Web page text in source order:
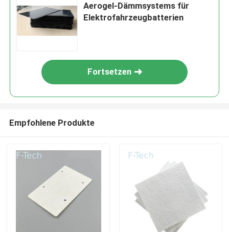
Aerogel-Dämmsystems für
Elektrofahrzeugbatterien
Fortsetzen
Empfohlene Produkte